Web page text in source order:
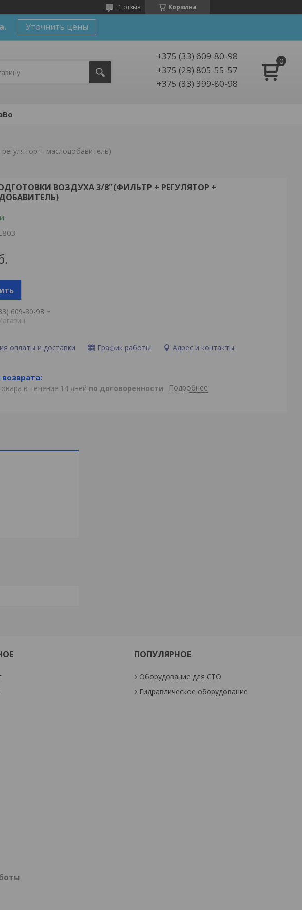
Корзина
1 отзыв
Уточнить цены
+375 (33) 609-80-98
+375 (29) 805-55-57
+375 (33) 399-80-98
+ маслодобавитель)
ВОЗДУХА 3/8''(ФИЛЬТР + РЕГУЛЯТОР +
609-80-98
оплаты и доставки График работы Адрес и контакты
в течение 14 дней по договоренности Подробнее
ПОПУЛЯРНОЕ
Оборудование для СТО
Гидравлическое оборудование